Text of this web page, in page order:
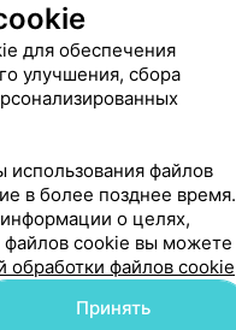
для обеспечения
улучшения, сбора
файлов
в более позднее время.
о целях,
файлов cookie вы можете
обработки файлов cookie
Принять